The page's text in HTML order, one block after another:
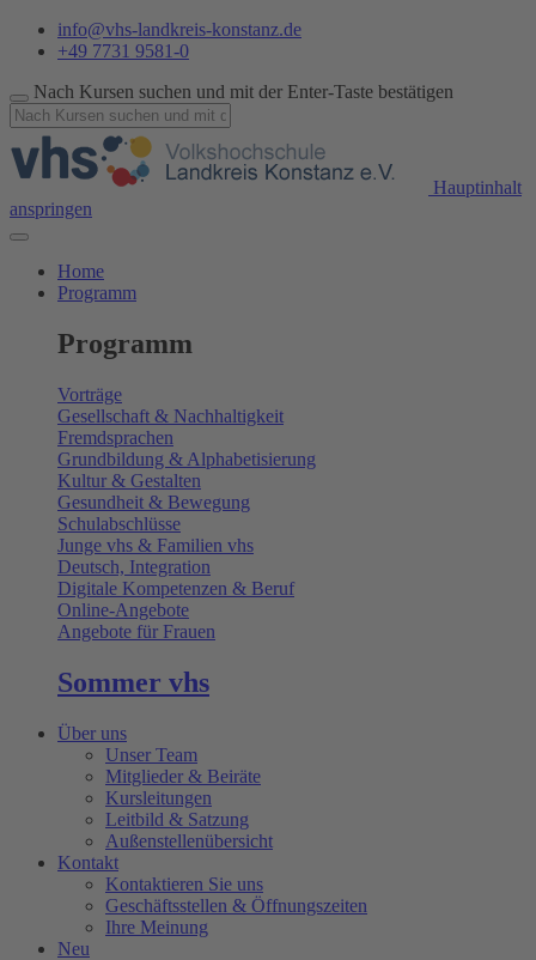
info@vhs-landkreis-konstanz.de
+49 7731 9581-0
Nach Kursen suchen und mit der Enter-Taste bestätigen
Hauptinhalt
anspringen
Home
Programm
Programm
Vorträge
Gesellschaft & Nachhaltigkeit
Fremdsprachen
Grundbildung & Alphabetisierung
Kultur & Gestalten
Gesundheit & Bewegung
Schulabschlüsse
Junge vhs & Familien vhs
Deutsch, Integration
Digitale Kompetenzen & Beruf
Online-Angebote
Angebote für Frauen
Sommer vhs
Über uns
Unser Team
Mitglieder & Beiräte
Kursleitungen
Leitbild & Satzung
Außenstellenübersicht
Kontakt
Kontaktieren Sie uns
Geschäftsstellen & Öffnungszeiten
Ihre Meinung
Neu